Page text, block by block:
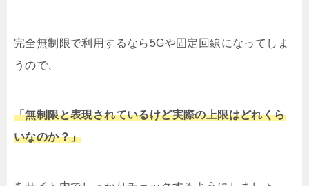
完全無制限で利用するなら5Gや固定回線になってしま
うので、
「無制限と表現されているけど実際の上限はどれくら
いなのか？」